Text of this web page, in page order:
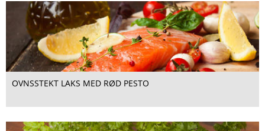
OVNSSTEKT LAKS MED RØD PESTO